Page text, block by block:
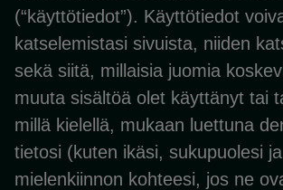
(“käyttötiedot”). Käyttötiedot
katselemistasi sivuista, niiden
sekä siitä, millaisia juomia
muuta sisältöä olet käyttänyt tai
millä kielellä, mukaan luettuna
tietosi (kuten ikäsi, sukupuolesi ja
mielenkiinnon kohteesi, jos ne